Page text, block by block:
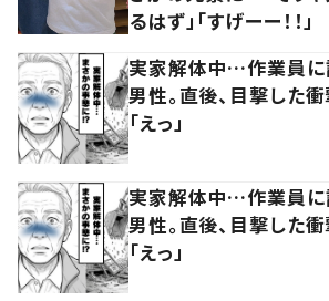
るはず」「すげーー！！」
実家解体中…作業員に
男性。直後、目撃した
「えっ」
実家解体中…作業員に
男性。直後、目撃した
「えっ」